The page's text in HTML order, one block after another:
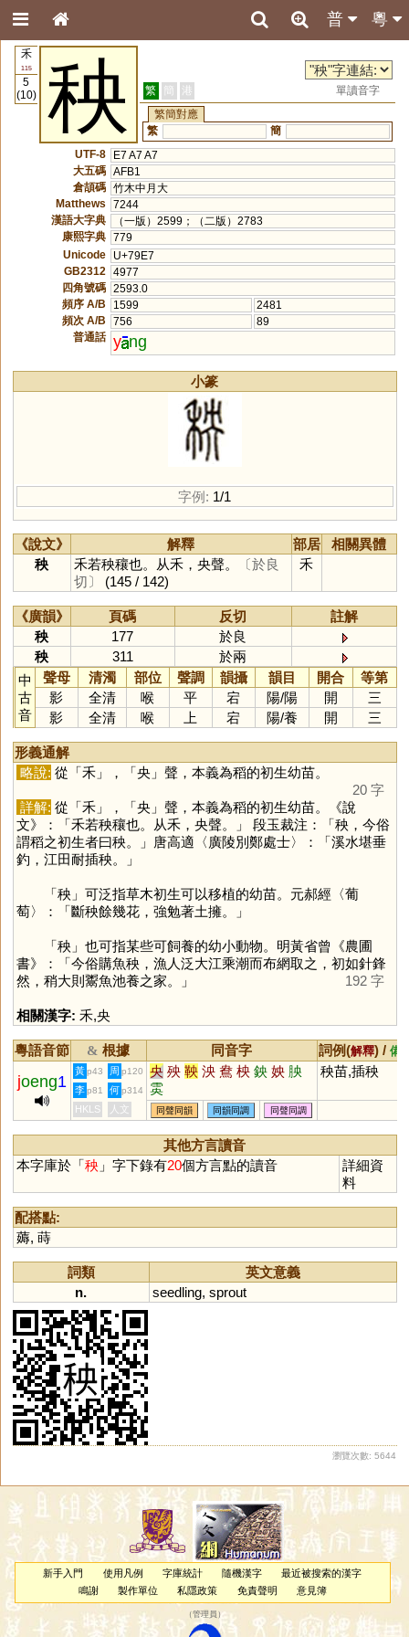
粵
普
禾
115
5
(10)
秧 繁 簡 港
單讀音字
繁簡對應
繁
簡
UTF-8
E7 A7 A7
大五碼 AFB1
倉頡碼 竹木中月大
Matthews
7244
漢語大字典
（一版）2599；（二版）2783
康熙字典 779
Unicode
U+79E7
GB2312
4977
四角號碼 2593.0
頻序 A/B
1599
2481
頻次 A/B
756
89
普通話 y ng
小篆
字例: 1/1
《說文》 解釋 部居
相關異體
秧
禾若秧穰也。从禾，央聲。
〔於良
切〕
(145 / 142)
禾
《廣韻》 頁碼 反切
註解
秧
177
於良
秧
311
於兩
中
古
音
聲母 清濁 部位 聲調 韻攝 韻目 開合
等第
影
全清 喉 平 宕 陽/陽 開
三
影
全清 喉 上 宕 陽/養 開 三
形義通解
略說: 從「禾」，「央」聲，本義為稻的初生幼苗。
20 字
詳解: 從「禾」，「央」聲，本義為稻的初生幼苗。《說
文》：「禾若秧穰也。从禾，央聲。」 段玉裁注：「秧，今俗
謂稻之初生者曰秧。」唐高適〈廣陵別鄭處士〉：「溪水堪垂
釣，江田耐插秧。」
「秧」可泛指草木初生可以移植的幼苗。元郝經〈葡
萄〉：「斷秧餘幾花，強勉著土擁。」
「秧」也可指某些可飼養的幼小動物。明黃省曾《農圃
書》：「今俗購魚秧，漁人泛大江乘潮而布網取之，初如針鋒
然，稍大則鬻魚池養之家。」
192 字
相關漢字: 禾,央
粵語音節 & 根據 同音字 詞例(解釋) / 備
joeng1
黃 p43 周 p120 央 殃 鞅 泱 鴦 柍 鉠 姎 胦
雵
秧苗,插秧
李 p81 何 p314
HKLS 人文 同聲同韻 同韻同調 同聲同調
其他方言讀音
本字庫於「秧」字下錄有20個方言點的讀音
詳細資
料
配搭點:
薅, 蒔
詞類
英文意義
n.
seedling, sprout
瀏覽次數: 5644
新手入門 使用凡例 字庫統計 隨機漢字
最近被搜索的漢字
鳴謝
製作單位 私隱政策 免責聲明 意見簿
（管理員 ）